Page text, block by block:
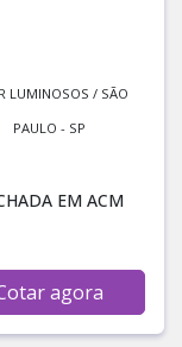
LUMINOSOS / SÃO
PAULO - SP
EM ACM
agora